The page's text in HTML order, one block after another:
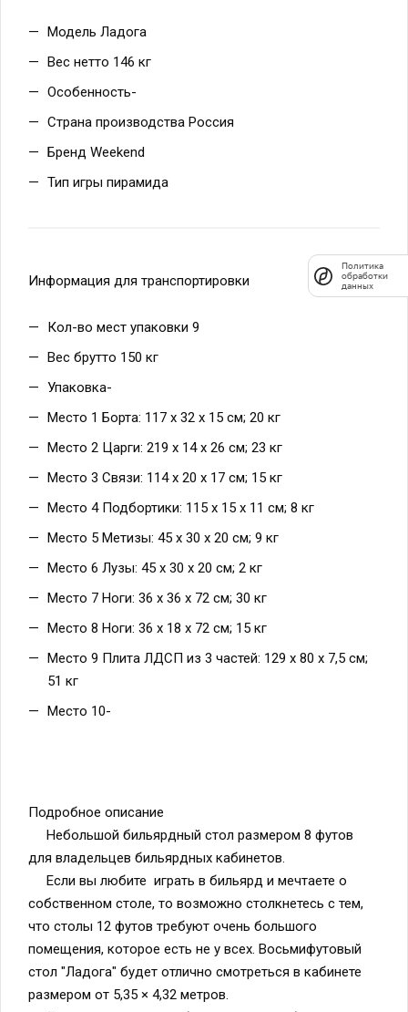
Модель Ладога
Вес нетто 146 кг
Особенность-
Страна производства Россия
Бренд Weekend
Тип игры пирамида
Информация для транспортировки
Кол-во мест упаковки 9
Вес брутто 150 кг
Упаковка-
Место 1 Борта: 117 х 32 х 15 см; 20 кг
Место 2 Царги: 219 х 14 х 26 см; 23 кг
Место 3 Связи: 114 х 20 х 17 см; 15 кг
Место 4 Подбортики: 115 х 15 х 11 см; 8 кг
Место 5 Метизы: 45 х 30 х 20 см; 9 кг
Место 6 Лузы: 45 х 30 х 20 см; 2 кг
Место 7 Ноги: 36 х 36 х 72 см; 30 кг
Место 8 Ноги: 36 х 18 х 72 см; 15 кг
Место 9 Плита ЛДСП из 3 частей: 129 х 80 х 7,5 см;
51 кг
Место 10-
Подробное описание
Небольшой бильярдный стол размером 8 футов
для владельцев бильярдных кабинетов.
Если вы любите играть в бильярд и мечтаете о
собственном столе, то возможно столкнетесь с тем,
что столы 12 футов требуют очень большого
помещения, которое есть не у всех. Восьмифутовый
стол "Ладога" будет отлично смотреться в кабинете
размером от 5,35 × 4,32 метров.
Политика
обработки
данных